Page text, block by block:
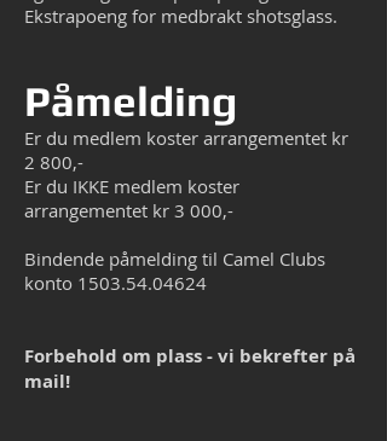
Ekstrapoeng for medbrakt shotsglass.
Påmelding
Er du medlem koster arrangementet kr
2 800,-
Er du IKKE medlem koster
arrangementet kr 3 000,-
Bindende påmelding til Camel Clubs
konto 1503.54.04624
Forbehold om plass - vi bekrefter på
mail!